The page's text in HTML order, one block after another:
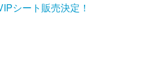
シート販売決定！